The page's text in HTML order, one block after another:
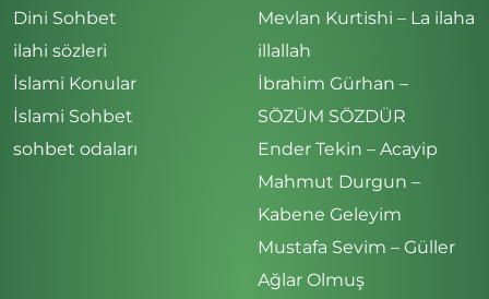
Dini Sohbet
ilahi sözleri
İslami Konular
İslami Sohbet
sohbet odaları
Mevlan Kurtishi – La ilaha
illallah
İbrahim Gürhan –
SÖZÜM SÖZDÜR
Ender Tekin – Acayip
Mahmut Durgun –
Kabene Geleyim
Mustafa Sevim – Güller
Ağlar Olmuş